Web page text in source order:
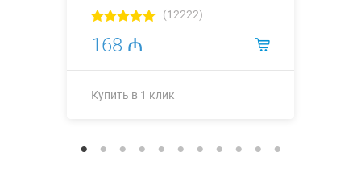
(12222)
168 ₼
Купить в 1 клик